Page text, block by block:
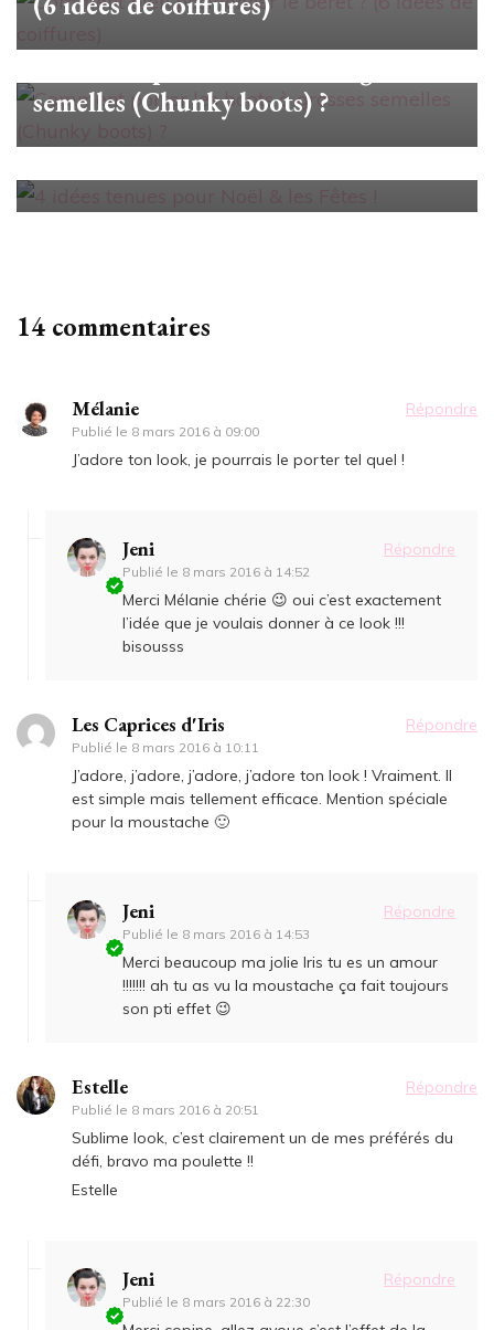
Looks/Conseils
semelles (Chunky boots) ?
Looks/Conseils
4 idées tenues pour Noël & les Fêtes
14 commentaires
Mélanie
Publié le 8 mars 2016 à 09:00
Répondre
J’adore ton look, je pourrais le porter tel quel !
Jeni
Publié le 8 mars 2016 à 14:52
Répondre
Merci Mélanie chérie 😉 oui c’est exactement
l’idée que je voulais donner à ce look !!!
bisousss
Les Caprices d'Iris
Publié le 8 mars 2016 à 10:11
Répondre
J’adore, j’adore, j’adore, j’adore ton look ! Vraiment. Il
est simple mais tellement efficace. Mention spéciale
pour la moustache 🙂
Jeni
Publié le 8 mars 2016 à 14:53
Répondre
Merci beaucoup ma jolie Iris tu es un amour
!!!!!!! ah tu as vu la moustache ça fait toujours
son pti effet 😉
Estelle
Publié le 8 mars 2016 à 20:51
Répondre
Sublime look, c’est clairement un de mes préférés du
défi, bravo ma poulette !!
Estelle
Jeni
Publié le 8 mars 2016 à 22:30
Répondre